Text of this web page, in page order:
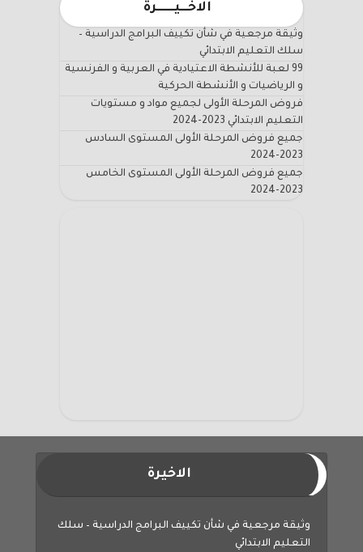
الاخـــيـــــــرة
وثيقة مرجعية في شأن تكييف البرامج الدراسية –
سلك التعليم الابتدائي
99 لعبة للأنشطة الاعتيادية في العربية و الفرنسية
و الرياضيات و الأنشطة الحركية
فروض المرحلة الأولى لجميع مواد و مستويات
التعليم الابتدائي 2023-2024
جميع فروض المرحلة الأولى المستوى السادس
2023-2024
جميع فروض المرحلة الأولى المستوى الخامس
2023-2024
الاخيرة
وثيقة مرجعية في شأن تكييف البرامج الدراسية – سلك
التعليم الابتدائي